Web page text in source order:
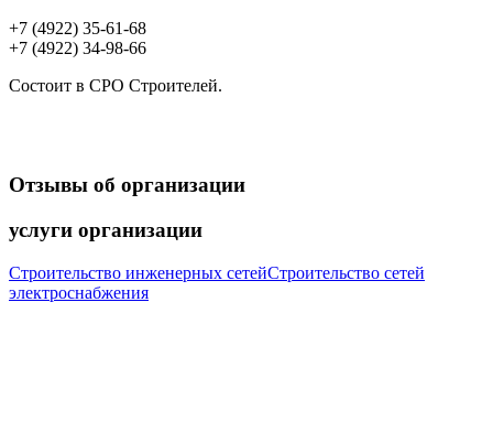
+7 (4922) 35-61-68
+7 (4922) 34-98-66
Состоит в СРО Строителей.
Отзывы об организации
услуги организации
Строительство инженерных сетейСтроительство сетей
электроснабжения